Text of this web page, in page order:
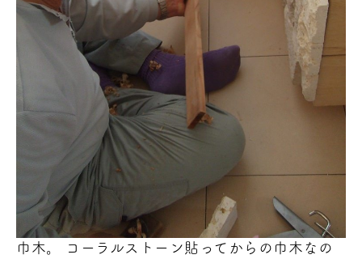
巾木。 コーラルストーン貼ってからの巾木なの